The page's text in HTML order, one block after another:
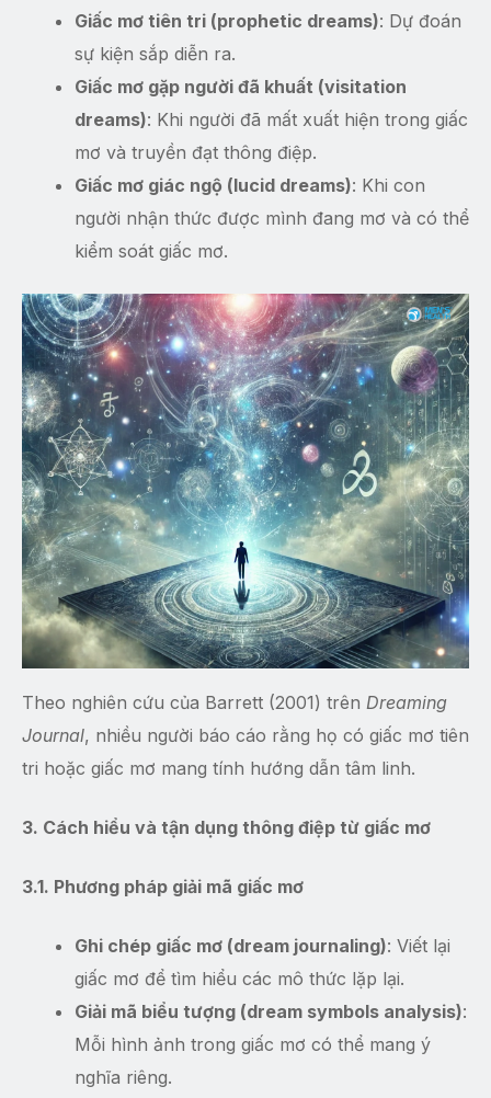
Giấc mơ tiên tri (prophetic dreams): Dự đoán
sự kiện sắp diễn ra.
Giấc mơ gặp người đã khuất (visitation
dreams): Khi người đã mất xuất hiện trong giấc
mơ và truyền đạt thông điệp.
Giấc mơ giác ngộ (lucid dreams): Khi con
người nhận thức được mình đang mơ và có thể
kiểm soát giấc mơ.
Theo nghiên cứu của Barrett (2001) trên Dreaming
Journal, nhiều người báo cáo rằng họ có giấc mơ tiên
tri hoặc giấc mơ mang tính hướng dẫn tâm linh.
3. Cách hiểu và tận dụng thông điệp từ giấc mơ
3.1. Phương pháp giải mã giấc mơ
Ghi chép giấc mơ (dream journaling): Viết lại
giấc mơ để tìm hiểu các mô thức lặp lại.
Giải mã biểu tượng (dream symbols analysis):
Mỗi hình ảnh trong giấc mơ có thể mang ý
nghĩa riêng.